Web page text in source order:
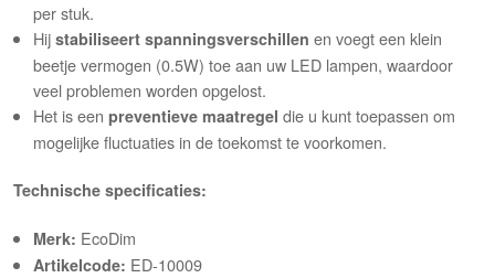
per stuk.
Hijstabiliseert spanningsverschillen en voegt een klein
beetje vermogen (0.5W) toe aan uw LED lampen, waardoor
veel problemen worden opgelost.
Het is eenpreventieve maatregel die u kunt toepassen om
mogelijke fluctuaties in de toekomst te voorkomen.
Technische specificaties:
Merk: EcoDim
Artikelcode: ED-10009